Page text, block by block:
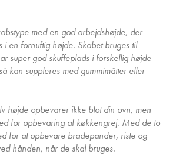
med en god arbejdshøjde, der
i en fornuftig højde. Skabet bruges til
super god skuffeplads i forskellig højde
kan suppleres med gummimåtter eller
højde opbevarer ikke blot din ovn, men
for opbevaring af køkkengrej. Med de to
for at opbevare bradepander, riste og
hånden, når de skal bruges.